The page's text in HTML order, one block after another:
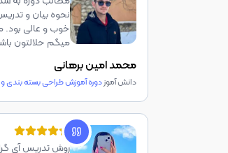
روش تدریس آی
مخصوصا اینه که
های شما نیست.
میترا امین زاده
دوره جامع نرم افزار ادوبی